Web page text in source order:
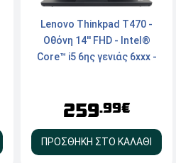
Lenovo Thinkpad T470 -
Οθόνη 14'' FHD - Intel®
Core™ i5 6ης γενιάς 6xxx -
Type-C - Windows 11 Pro
259.99€
ΠΡΟΣΘΗΚΗ ΣΤΟ ΚΑΛΑΘΙ